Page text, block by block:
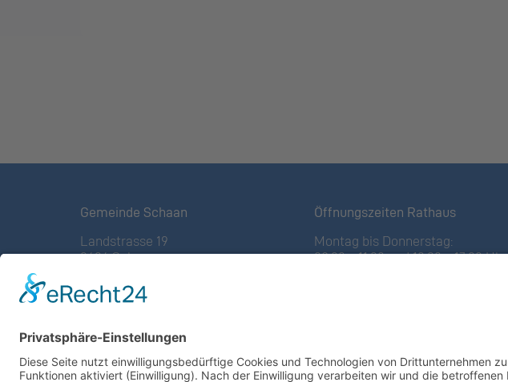
Gemeinde Schaan
Landstrasse 19
9494 Schaan
Tel +423 / 237 72 00
Email schreiben
Impressum
Öffnungszeiten Rathaus
Montag bis Donnerstag:
08:00 – 11:30 und 13:30 – 17:00 Uhr